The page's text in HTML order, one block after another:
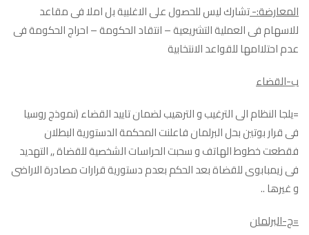
المعارضة:-تشارك ليس للحصول على الاغلبية بل املا فى مقاعد
للاسهام فى العملية التشريعية – انتقاد الحكومة – احراج الحكومة فى
عدم احتلاامها للقواعد الانتخابية
ب-القضاء
=يلجا النظام الى الترغيب و الترهيب لضمان تاييد القضاء (نموذج روسيا
فى قرار بوتين بحل البرلمان فاعلنت المحكمة الدستورية البطلان
فقطعت خطوط الهاتف و سحبت الحراسات الشخصية للقضاة ,, التهديد
فى زيمبابوى للقضاة بعد الحكم بعدم دستورية قرارات مصادرة الاراضى
و غيرها ..
=ج-البرلمان